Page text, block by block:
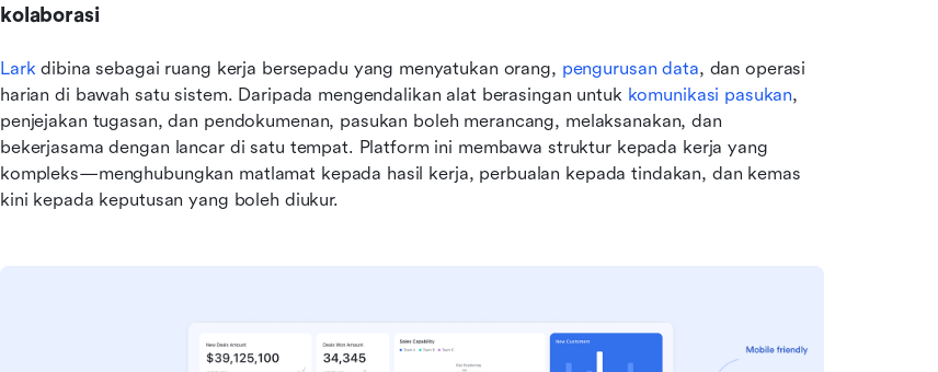
kolaborasi
Lark dibina sebagai ruang kerja bersepadu yang menyatukan orang, pengurusan data, dan operasi
harian di bawah satu sistem. Daripada mengendalikan alat berasingan untuk komunikasi pasukan,
penjejakan tugasan, dan pendokumenan, pasukan boleh merancang, melaksanakan, dan
bekerjasama dengan lancar di satu tempat. Platform ini membawa struktur kepada kerja yang
kompleks—menghubungkan matlamat kepada hasil kerja, perbualan kepada tindakan, dan kemas
kini kepada keputusan yang boleh diukur.